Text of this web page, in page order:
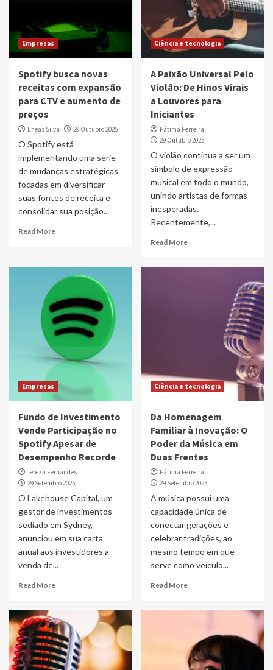
Empresas
Spotify busca novas
receitas com expansão
para CTV e aumento de
preços
Eneas Silva 29 Outubro 2025
O Spotify está
implementando uma série
de mudanças estratégicas
focadas em diversificar
suas fontes de receita e
consolidar sua posição...
Read More
Ciência e tecnologia
A Paixão Universal Pelo
Violão: De Hinos Virais
a Louvores para
Iniciantes
Fátima Ferreira
29 Outubro 2025
O violão continua a ser um
símbolo de expressão
musical em todo o mundo,
unindo artistas de formas
inesperadas.
Recentemente,...
Read More
Empresas
Fundo de Investimento
Vende Participação no
Spotify Apesar de
Desempenho Recorde
Tereza Fernandes
29 Setembro 2025
O Lakehouse Capital, um
gestor de investimentos
sediado em Sydney,
anunciou em sua carta
anual aos investidores a
venda de...
Read More
Ciência e tecnologia
Da Homenagem
Familiar à Inovação: O
Poder da Música em
Duas Frentes
Fátima Ferreira
29 Setembro 2025
A música possui uma
capacidade única de
conectar gerações e
celebrar tradições, ao
mesmo tempo em que
serve como veículo...
Read More